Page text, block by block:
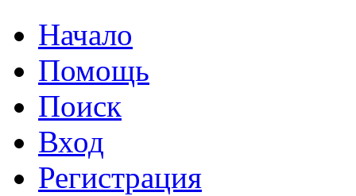
Начало
Помощь
Поиск
Вход
Регистрация